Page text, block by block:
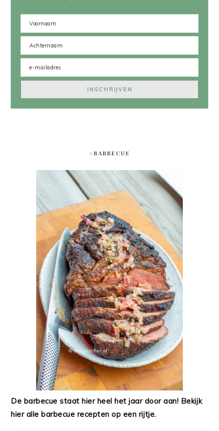
#BARBECUE
De barbecue staat hier heel het jaar door aan! Bekijk
hier alle barbecue recepten op een rijtje.